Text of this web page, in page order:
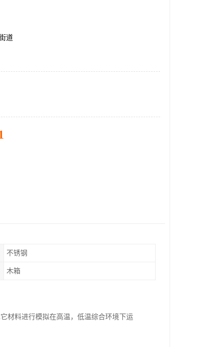
道
不锈钢
木箱
材料进行模拟在高温，低温综合环境下运